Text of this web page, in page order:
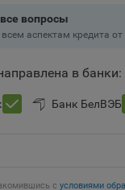
установлены на
лицам, часть из
популярные
вопросы
аспектам кредита
в банки:
Банк БелВЭБ
с условиями